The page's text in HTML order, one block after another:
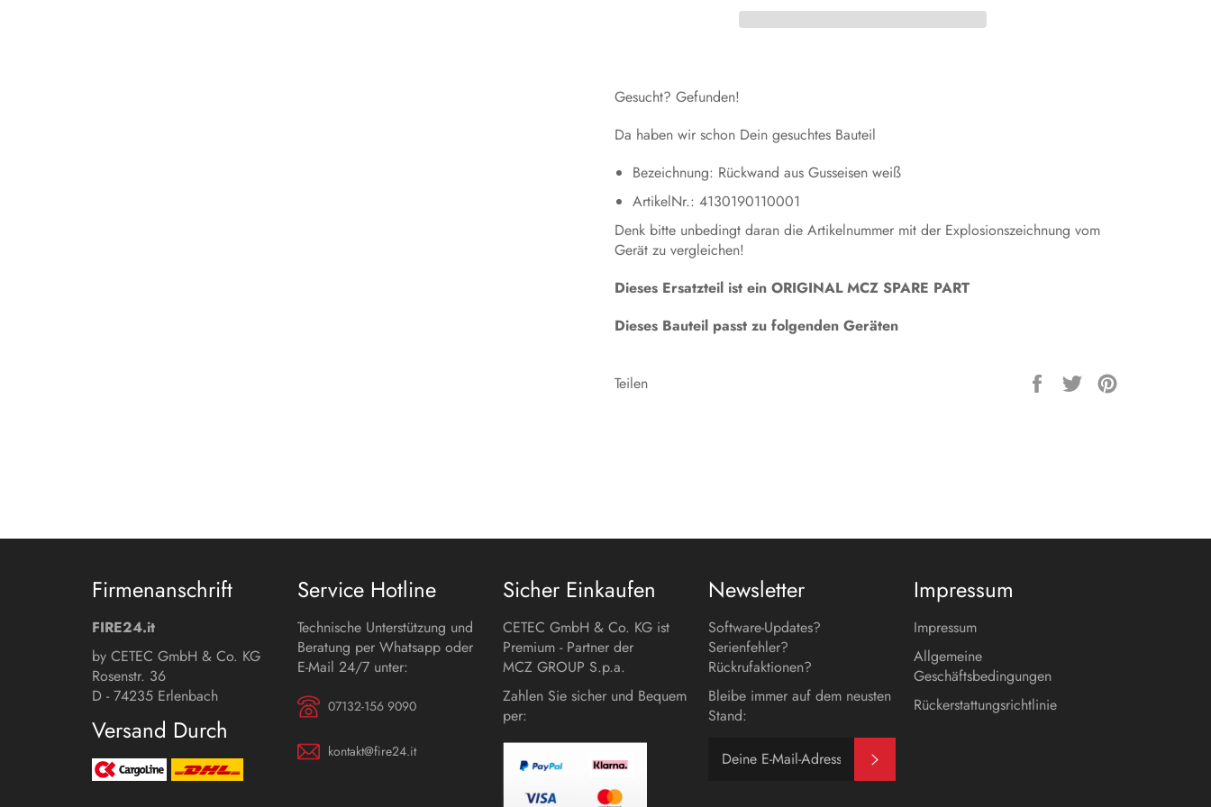
Gesucht? Gefunden!
Da haben wir schon Dein gesuchtes Bauteil
Bezeichnung: Rückwand aus Gusseisen weiß
ArtikelNr.: 4130190110001
Denk bitte unbedingt daran die Artikelnummer mit der Explosionszeichnung vom
Gerät zu vergleichen!
Dieses Ersatzteil ist ein ORIGINAL MCZ SPARE PART
Dieses Bauteil passt zu folgenden Geräten
Teilen
Auf
Auf
Firmenanschrift
FIRE24.it
by CETEC GmbH & Co. KG
Rosenstr. 36
D - 74235 Erlenbach
Versand Durch
Service Hotline
Technische Unterstützung und
Beratung per Whatsapp oder
E-Mail 24/7 unter:
07132-156 9090
kontakt@fire24.it
Sicher Einkaufen
CETEC GmbH & Co. KG ist
Premium - Partner der
MCZ GROUP S.p.a.
Zahlen Sie sicher und Bequem
per:
Newsletter
Software-Updates?
Serienfehler?
Rückrufaktionen?
Bleibe immer auf dem neusten
Stand:
Impressum
Impressum
Allgemeine
Geschäftsbedingungen
Rückerstattungsrichtlinie